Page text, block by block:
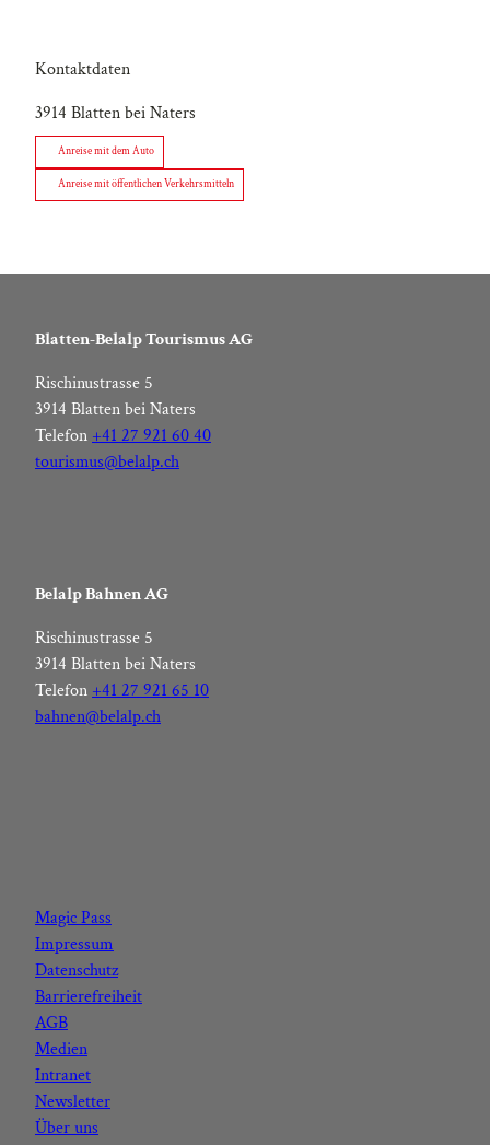
Kontaktdaten
3914 Blatten bei Naters
Anreise mit dem Auto
Anreise mit öffentlichen Verkehrsmitteln
Blatten-Belalp Tourismus AG
Rischinustrasse 5
3914 Blatten bei Naters
Telefon+41 27 921 60 40
tourismus@belalp.ch
Belalp Bahnen AG
Rischinustrasse 5
3914 Blatten bei Naters
Telefon +41 27 921 65 10
bahnen@belalp.ch
e
b
o
o
k
t
a
g
r
m
t
u
b
e
I
Magic Pass
Impressum
Datenschutz
Barrierefreiheit
AGB
Medien
Intranet
Newsletter
Über uns